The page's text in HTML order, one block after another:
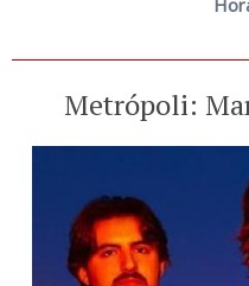
Metrópoli: